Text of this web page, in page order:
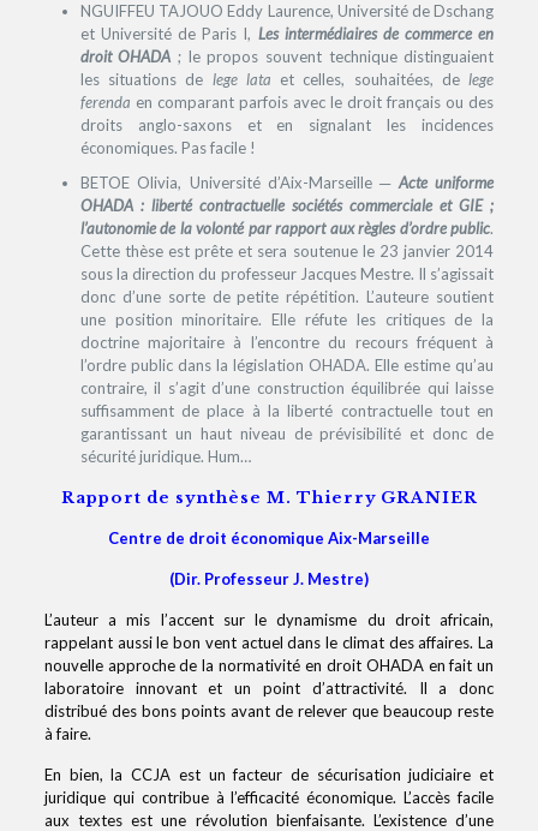
NGUIFFEU TAJOUO Eddy Laurence, Université de Dschang
et Université de Paris I, Les intermédiaires de commerce en
droit OHADA ; le propos souvent technique distinguaient
les situations de lege lata et celles, souhaitées, delege
ferenda en comparant parfois avec le droit français ou des
droits anglo-saxons et en signalant les incidences
économiques. Pas facile !
BETOE Olivia, Université d’Aix-Marseille ─ Acte uniforme
OHADA : liberté contractuelle sociétés commerciale et GIE ;
l’autonomie de la volonté par rapport aux règles d’ordre public.
Cette thèse est prête et sera soutenue le 23 janvier 2014
sous la direction du professeur Jacques Mestre. Il s’agissait
donc d’une sorte de petite répétition. L’auteure soutient
une position minoritaire. Elle réfute les critiques de la
doctrine majoritaire à l’encontre du recours fréquent à
l’ordre public dans la législation OHADA. Elle estime qu’au
contraire, il s’agit d’une construction équilibrée qui laisse
suffisamment de place à la liberté contractuelle tout en
garantissant un haut niveau de prévisibilité et donc de
sécurité juridique. Hum…
Rapport de synthèse M. Thierry GRANIER
Centre de droit économique Aix-Marseille
(Dir. Professeur J. Mestre)
L’auteur a mis l’accent sur le dynamisme du droit africain,
rappelant aussi le bon vent actuel dans le climat des affaires. La
nouvelle approche de la normativité en droit OHADA en fait un
laboratoire innovant et un point d’attractivité. Il a donc
distribué des bons points avant de relever que beaucoup reste
à faire.
En bien, la CCJA est un facteur de sécurisation judiciaire et
juridique qui contribue à l’efficacité économique. L’accès facile
aux textes est une révolution bienfaisante. L’existence d’une